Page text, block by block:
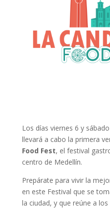
Los días viernes 6 y
llevará a cabo la primera
Food Fest, el festival
centro de Medellín.
Prepárate para vivir la
en este Festival que se
la ciudad, y que reúne a